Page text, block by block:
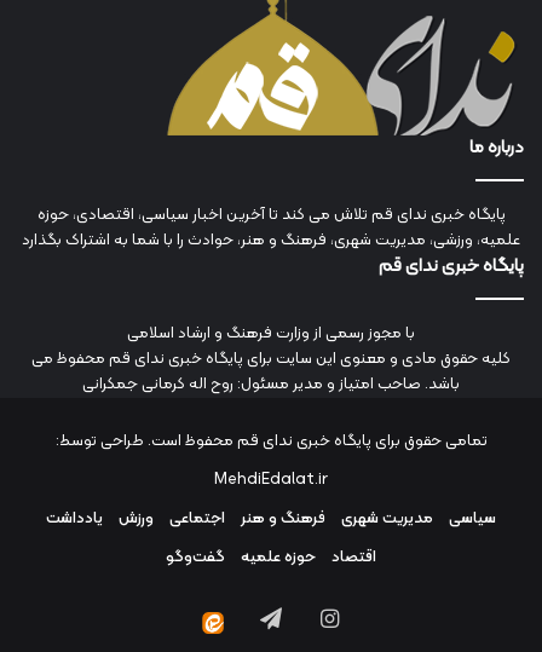
درباره ما
پایگاه خبری ندای قم تلاش می کند تا آخرین اخبار سیاسی، اقتصادی، حوزه
علمیه، ورزشی، مدیریت شهری، فرهنگ و هنر، حوادث را با شما به اشتراک بگذارد
پایگاه خبری ندای قم
با مجوز رسمی از وزارت فرهنگ و ارشاد اسلامی
کلیه حقوق مادی و معنوی این سایت برای پایگاه خبری ندای قم محفوظ می
باشد. صاحب امتیاز و مدیر مسئول: روح اله کرمانی جمکرانی
تمامی حقوق برای پایگاه خبری ندای قم محفوظ است. طراحی توسط:
MehdiEdalat.ir
سیاسی
مدیریت شهری فرهنگ و هنر اجتماعی ورزش
یادداشت
اقتصاد
حوزه علمیه گفت‌وگو
اینستاگرامتلگرام